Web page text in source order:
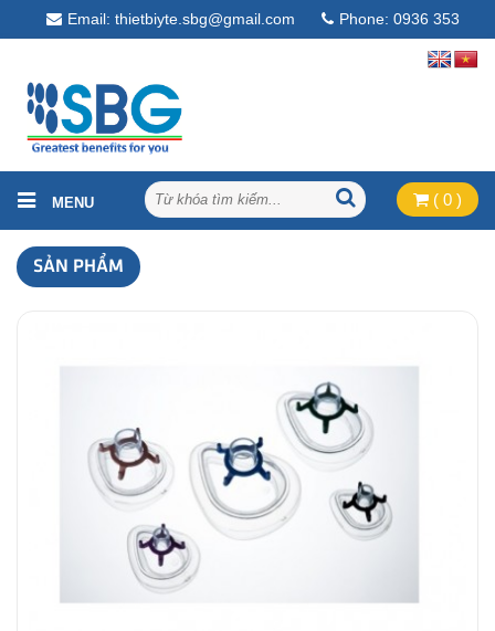
Email: thietbiyte.sbg@gmail.com Phone: 0936 353
( 0 )
SẢN PHẨM